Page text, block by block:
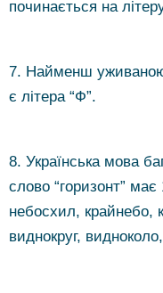
починається на
7. Найменш уживаною
є літера “Ф”.
8. Українська мова
слово “горизонт” має
небосхил, крайнебо,
виднокруг,